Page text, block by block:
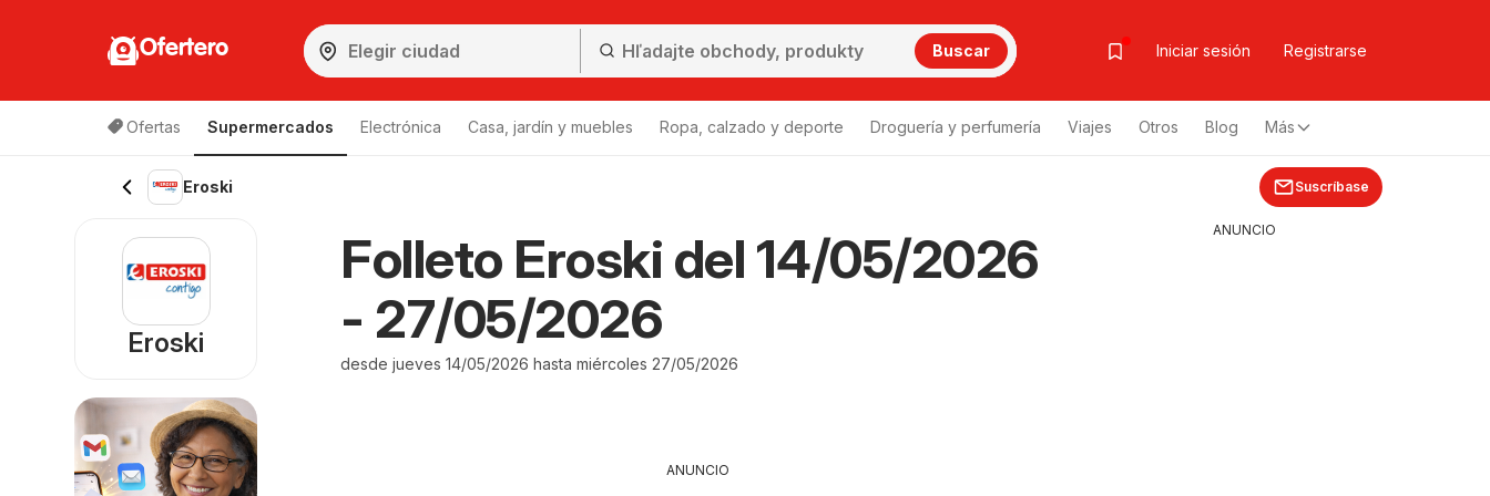
Ofertero Buscar Iniciar sesión Registrarse
Ofertas Supermercados Electrónica Casa, jardín y muebles Ropa, calzado y deporte Droguería y perfumería Viajes Otros Blog Más
Eroski Suscríbase
Folleto Eroski del 14/05/2026
- 27/05/2026
desde jueves 14/05/2026 hasta miércoles 27/05/2026
ANUNCIO
Eroski
ANUNCIO